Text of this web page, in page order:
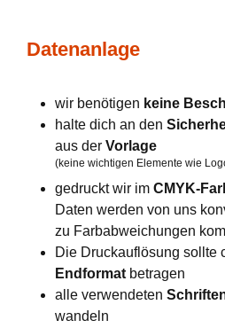
Datenanlage
wir benötigen keine
halte dich an den
aus der Vorlage
(keine wichtigen Elemente wie
gedruckt wir im CMYK-
Daten werden von uns
zu Farbabweichungen
Die Druckauflösung sollte
Endformat betragen
alle verwendeten
wandeln